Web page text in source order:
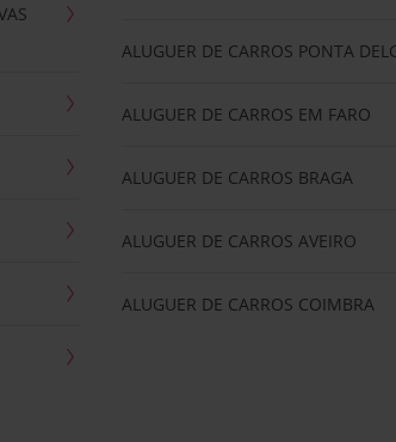
ALUGUER DE CARROS PONTA
ALUGUER DE CARROS EM FARO
ALUGUER DE CARROS BRAGA
ALUGUER DE CARROS AVEIRO
ALUGUER DE CARROS COIMBRA